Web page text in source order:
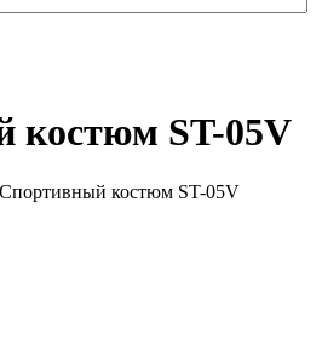
костюм ST-05V
Спортивный костюм ST-05V